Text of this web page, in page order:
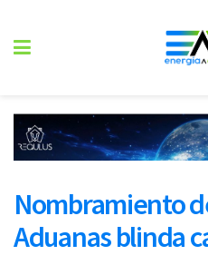
Nombramiento
Aduanas blinda